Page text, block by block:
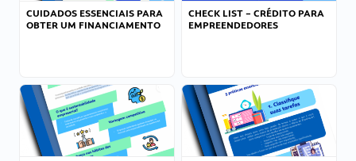
CUIDADOS ESSENCIAIS PARA
OBTER UM FINANCIAMENTO
CHECK LIST – CRÉDITO PARA
EMPREENDEDORES